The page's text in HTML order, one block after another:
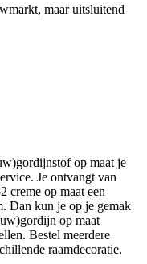
maar uitsluitend
op maat je
Je ontvangt van
op maat een
Dan kun je op je gemak
op maat
Bestel meerdere
raamdecoratie.